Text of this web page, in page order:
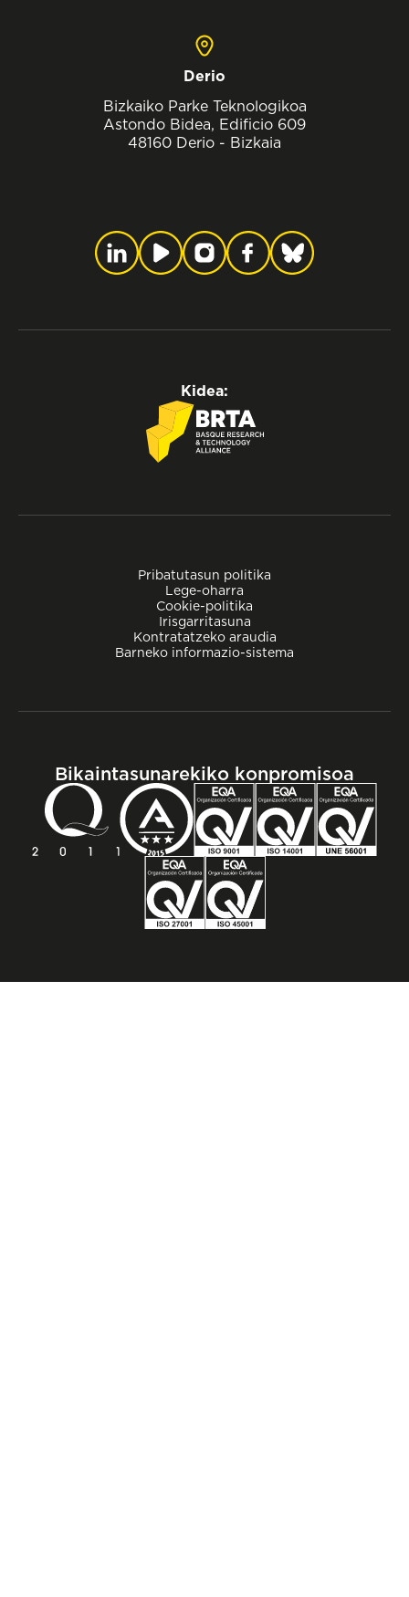
Derio
Bizkaiko Parke Teknologikoa
Astondo Bidea, Edificio 609
48160 Derio - Bizkaia
Pribatutasun politika
Lege-oharra
Cookie-politika
Irisgarritasuna
Kontratatzeko araudia
Barneko informazio-sistema
Kidea:
Bikaintasunarekiko konpromisoa